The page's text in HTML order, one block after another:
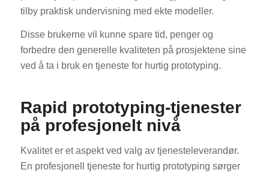
tilby praktisk undervisning med ekte modeller.
Disse brukerne vil kunne spare tid, penger og
forbedre den generelle kvaliteten på prosjektene sine
ved å ta i bruk en tjeneste for hurtig prototyping.
Rapid prototyping-tjenester
på profesjonelt nivå
Kvalitet er et aspekt ved valg av tjenesteleverandør.
En profesjonell tjeneste for hurtig prototyping sørger